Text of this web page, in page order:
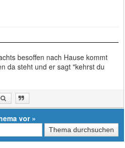
besoffen nach Hause kommt
da steht und er sagt "kehrst du
vor»